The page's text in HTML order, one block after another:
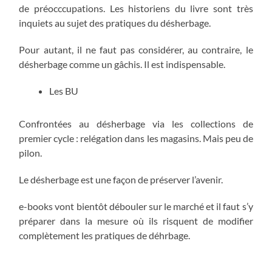
de préocccupations. Les historiens du livre sont très
inquiets au sujet des pratiques du désherbage.
Pour autant, il ne faut pas considérer, au contraire, le
désherbage comme un gâchis. Il est indispensable.
Les BU
Confrontées au désherbage via les collections de
premier cycle : relégation dans les magasins. Mais peu de
pilon.
Le désherbage est une façon de préserver l’avenir.
e-books vont bientôt débouler sur le marché et il faut s’y
préparer dans la mesure où ils risquent de modifier
complètement les pratiques de déhrbage.